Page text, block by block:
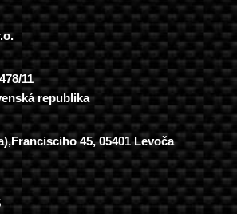
11
republika
45, 05401 Levoča